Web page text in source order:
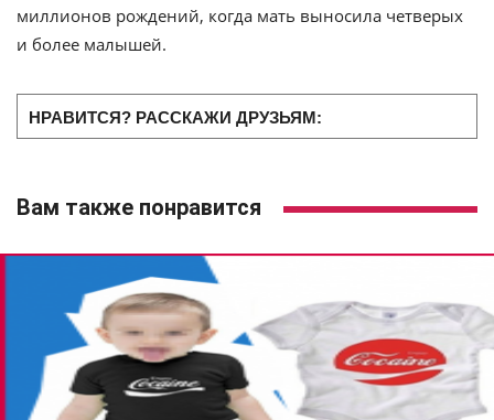
миллионов рождений, когда мать выносила четверых
и более малышей.
НРАВИТСЯ? РАССКАЖИ ДРУЗЬЯМ:
Вам также понравится